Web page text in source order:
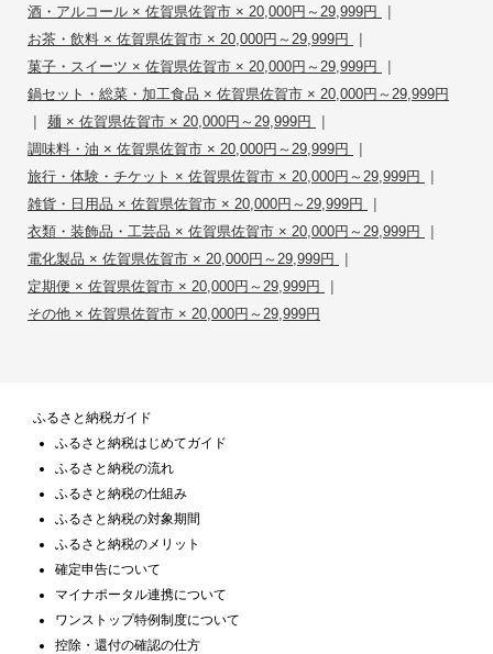
酒・アルコール × 佐賀県佐賀市 × 20,000円～29,999円 |
お茶・飲料 × 佐賀県佐賀市 × 20,000円～29,999円 |
菓子・スイーツ × 佐賀県佐賀市 × 20,000円～29,999円 |
鍋セット・総菜・加工食品 × 佐賀県佐賀市 × 20,000円～29,999円
| 麺 × 佐賀県佐賀市 × 20,000円～29,999円 |
調味料・油 × 佐賀県佐賀市 × 20,000円～29,999円 |
旅行・体験・チケット × 佐賀県佐賀市 × 20,000円～29,999円 |
雑貨・日用品 × 佐賀県佐賀市 × 20,000円～29,999円 |
衣類・装飾品・工芸品 × 佐賀県佐賀市 × 20,000円～29,999円 |
電化製品 × 佐賀県佐賀市 × 20,000円～29,999円 |
定期便 × 佐賀県佐賀市 × 20,000円～29,999円 |
その他 × 佐賀県佐賀市 × 20,000円～29,999円
ふるさと納税ガイド
ふるさと納税はじめてガイド
ふるさと納税の流れ
ふるさと納税の仕組み
ふるさと納税の対象期間
ふるさと納税のメリット
確定申告について
マイナポータル連携について
ワンストップ特例制度について
控除・還付の確認の仕方